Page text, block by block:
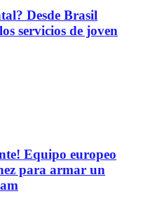
Desde Brasil
servicios de joven
Equipo europeo
para armar un